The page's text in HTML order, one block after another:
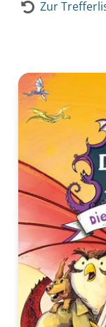
Zur